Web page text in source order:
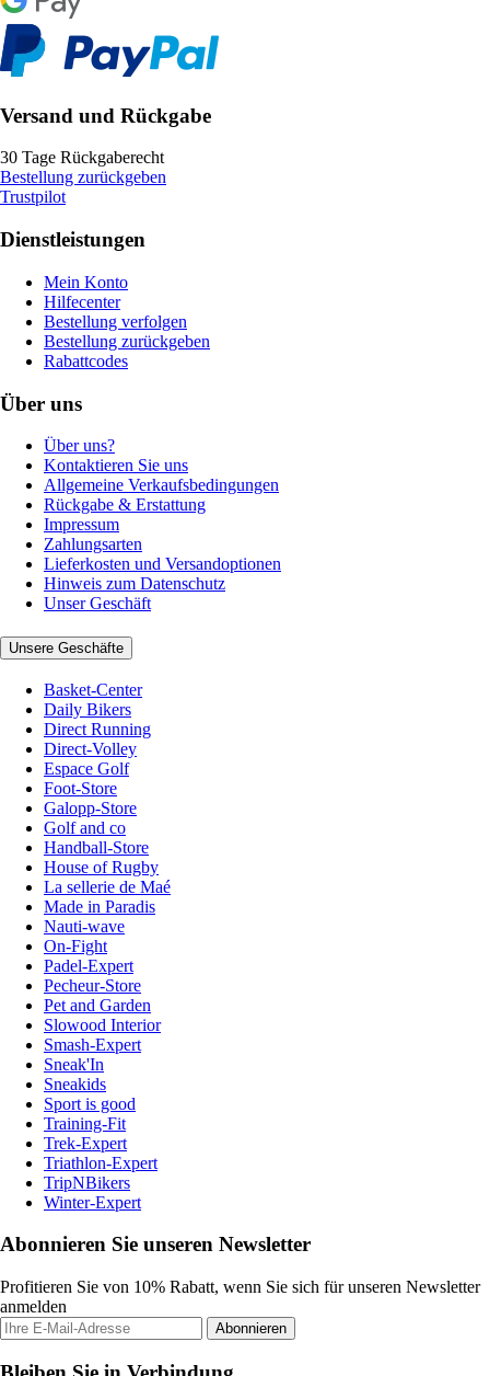
Versand und Rückgabe
30 Tage Rückgaberecht
Bestellung zurückgeben
Trustpilot
Dienstleistungen
Mein Konto
Hilfecenter
Bestellung verfolgen
Bestellung zurückgeben
Rabattcodes
Über uns
Über uns?
Kontaktieren Sie uns
Allgemeine Verkaufsbedingungen
Rückgabe & Erstattung
Impressum
Zahlungsarten
Lieferkosten und Versandoptionen
Hinweis zum Datenschutz
Unser Geschäft
Unsere Geschäfte
Basket-Center
Daily Bikers
Direct Running
Direct-Volley
Espace Golf
Foot-Store
Galopp-Store
Golf and co
Handball-Store
House of Rugby
La sellerie de Maé
Made in Paradis
Nauti-wave
On-Fight
Padel-Expert
Pecheur-Store
Pet and Garden
Slowood Interior
Smash-Expert
Sneak'In
Sneakids
Sport is good
Training-Fit
Trek-Expert
Triathlon-Expert
TripNBikers
Winter-Expert
Abonnieren Sie unseren Newsletter
Profitieren Sie von 10% Rabatt, wenn Sie sich für unseren Newsletter
anmelden
Abonnieren